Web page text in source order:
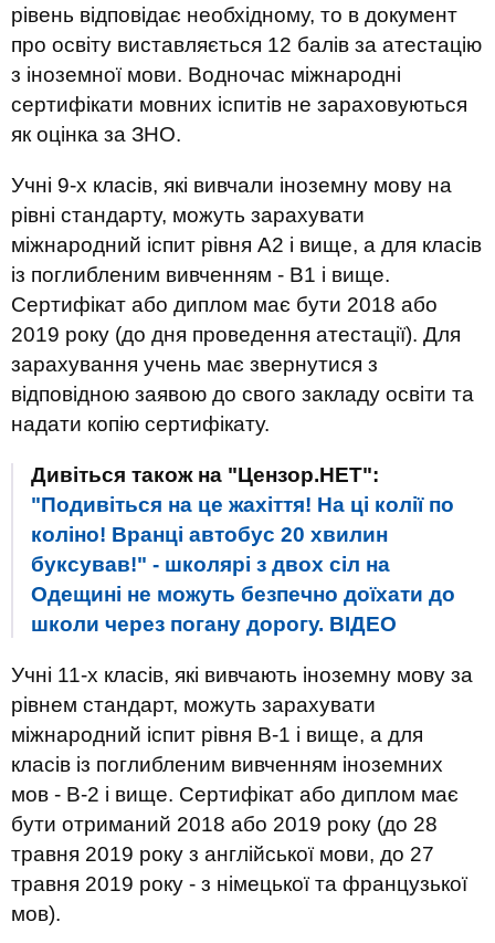
рівень відповідає необхідному, то в документ
про освіту виставляється 12 балів за атестацію
з іноземної мови. Водночас міжнародні
сертифікати мовних іспитів не зараховуються
як оцінка за ЗНО.
Учні 9-х класів, які вивчали іноземну мову на
рівні стандарту, можуть зарахувати
міжнародний іспит рівня А2 і вище, а для класів
із поглибленим вивченням - В1 і вище.
Сертифікат або диплом має бути 2018 або
2019 року (до дня проведення атестації). Для
зарахування учень має звернутися з
відповідною заявою до свого закладу освіти та
надати копію сертифікату.
Дивіться також на "Цензор.НЕТ":
"Подивіться на це жахіття! На ці колії по
коліно! Вранці автобус 20 хвилин
буксував!" - школярі з двох сіл на
Одещині не можуть безпечно доїхати до
школи через погану дорогу. ВIДЕО
Учні 11-х класів, які вивчають іноземну мову за
рівнем стандарт, можуть зарахувати
міжнародний іспит рівня B-1 і вище, а для
класів із поглибленим вивченням іноземних
мов - В-2 і вище. Сертифікат або диплом має
бути отриманий 2018 або 2019 року (до 28
травня 2019 року з англійської мови, до 27
травня 2019 року - з німецької та французької
мов).